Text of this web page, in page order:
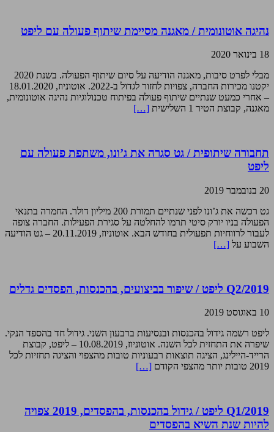
נהיגה אוטונומית / מאגנה מסיימת שיתוף פעולה עם ליפט
18 בינואר 2020
מבלי לפרט סיבות, מאגנה הודיעה על סיום שיתוף הפעולה. בשנת 2020
יקטנו מכירות החברה, צפויות לחזור לגדול ב-2022. אוטוניוז, 18.01.2020
– אחרי כמעט שנתיים שיתוף פעולה בפיתוח טכנולוגיות נהיגה אוטונומית,
מאגנה, קבוצת הטיר 1 השלישית
[…]
תחבורה שיתופית / גט סגרה את ג’ונו, משתפת פעולה עם
ליפט
20 בנובמבר 2019
גט רכשה את ג’ונו לפני שנתיים תמורת 200 מיליון דולר. החמרה בתנאי
הפעולה בניו יורק סיטי תרמו להחלטה על סגירת הפעילות. החברה צופה
לעבור לרווחיות תפעולית בחודש הבא. אוטוניוז, 20.11.2019 – גט הודיעה
השבוע על […]
Q2/2019 ליפט / שיפור בביצועים, בהכנסות, הפסדים גדלים
10 באוגוסט 2019
ליפט רשמה גידול בהכנסות ובנסיעות ברבעון השני. גידול חד בהספד הנקי.
שיפרה את התחזית לכל השנה. אוטוניוז, 10.08.2019 – ליפט, קבוצת
הרייד-היילינג, הציגה תוצאות רבעוניות טובות מהצפוי והציגה תחזיות לכל
2019 טובות יותר מהצפי הקודם
[…]
Q1/2019 ליפט / גידול בהכנסות, בהפסדים, 2019 צפויה
להיות שנת השיא בהפסדים